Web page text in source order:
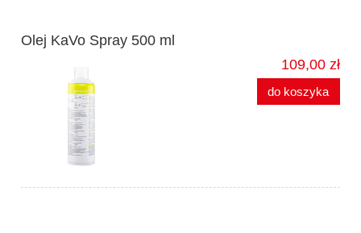
Olej KaVo Spray 500 ml
109,00 zł
do koszyka